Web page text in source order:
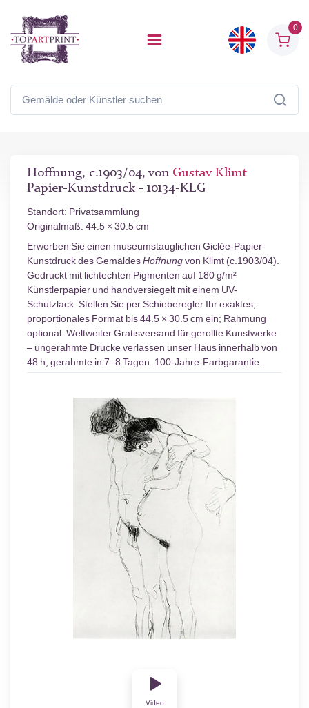
0
Hoffnung, c.1903/04, von Gustav Klimt
Papier-Kunstdruck - 10134-KLG
Standort: Privatsammlung
Originalmaß: 44.5 × 30.5 cm
Erwerben Sie einen museumstauglichen Giclée-Papier-
Kunstdruck des GemäldesHoffnungvon Klimt (c.1903/04).
Gedruckt mit lichtechten Pigmenten auf 180 g/m²
Künstlerpapier und handversiegelt mit einem UV-
Schutzlack. Stellen Sie per Schieberegler Ihr exaktes,
proportionales Format bis 44.5 × 30.5 cm ein; Rahmung
optional. Weltweiter Gratisversand für gerollte Kunstwerke
– ungerahmte Drucke verlassen unser Haus innerhalb von
48 h, gerahmte in 7–8 Tagen. 100-Jahre-Farbgarantie.
Video